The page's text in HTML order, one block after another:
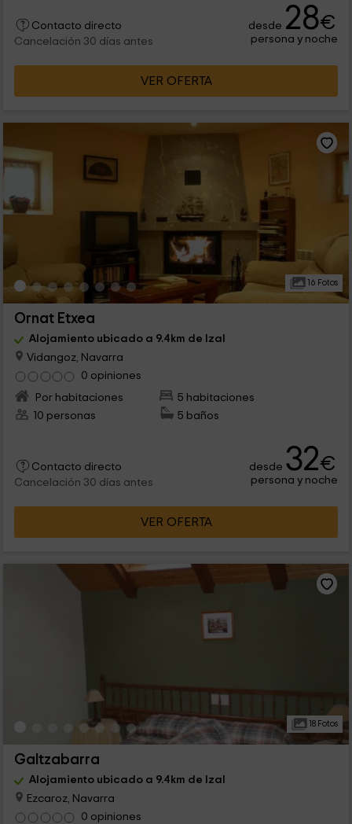
Contacto directo
Cancelación 30 días antes
desde 28€
persona y noche
VER OFERTA
16 Fotos
Ornat Etxea
Alojamiento ubicado a 9.4km de Izal
Vidangoz, Navarra
0 opiniones
Por habitaciones
5 habitaciones
10 personas
5 baños
Contacto directo
Cancelación 30 días antes
desde 32€
persona y noche
VER OFERTA
18 Fotos
Galtzabarra
Alojamiento ubicado a 9.4km de Izal
Ezcaroz, Navarra
0 opiniones